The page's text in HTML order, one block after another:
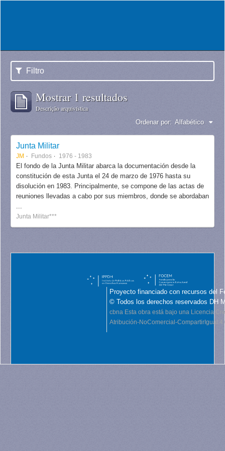
Filtro
Mostrar 1 resultados
Descrição arquivística
Ordenar por: Alfabético
Junta Militar
JM Fundos 1976 - 1983
El fondo de la Junta Militar abarca la documentación desde la
constitución de esta Junta el 24 de marzo de 1976 hasta su
disolución en 1983. Principalmente, se compone de las actas de
reuniones llevadas a cabo por sus miembros, donde se abordaban
...
Junta Militar***
Proyecto financiado con recursos del
© Todos los derechos reservados DH
cbna Esta obra está bajo una Licencia
Atribución-NoComercial-CompartirIgual